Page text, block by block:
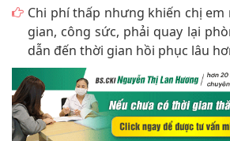
Chi phí thấp nhưng khiến chị
gian, công sức, phải quay lại
dẫn đến thời gian hồi phục lâu